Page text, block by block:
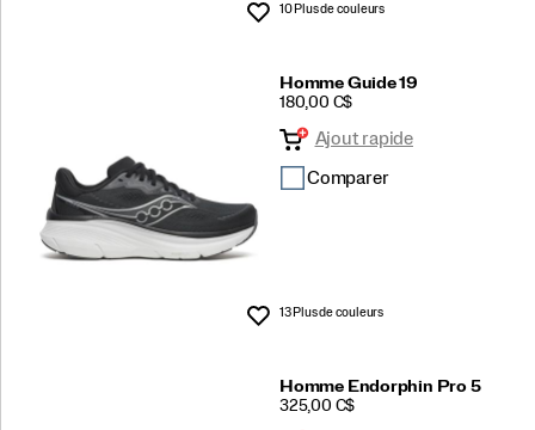
Liste de souhaits
10 Plus de couleurs
Homme Guide 19
PRICE
180,00 C$
Liste de souhaits
Ajout rapide
Comparer
13 Plus de couleurs
Homme Endorphin Pro 5
PRICE
325,00 C$